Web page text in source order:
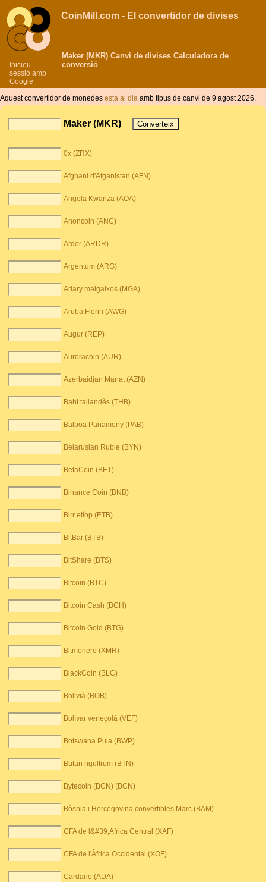
Inicieu
sessió amb
Google
CoinMill.com - El convertidor de divises
Maker (MKR) Canvi de divises Calculadora de
conversió
Aquest convertidor de monedes està al dia amb tipus de canvi de 9 agost 2026.
Maker (MKR)
0x (ZRX)
Afghani d'Afganistan (AFN)
Angola Kwanza (AOA)
Anoncoin (ANC)
Ardor (ARDR)
Argentum (ARG)
Ariary malgaixos (MGA)
Aruba Florin (AWG)
Augur (REP)
Auroracoin (AUR)
Azerbaidjan Manat (AZN)
Baht tailandès (THB)
Balboa Panameny (PAB)
Belarusian Ruble (BYN)
BetaCoin (BET)
Binance Coin (BNB)
Birr etíop (ETB)
BitBar (BTB)
BitShare (BTS)
Bitcoin (BTC)
Bitcoin Cash (BCH)
Bitcoin Gold (BTG)
Bitmonero (XMR)
BlackCoin (BLC)
Bolivià (BOB)
Bolívar veneçolà (VEF)
Botswana Pula (BWP)
Butan ngultrum (BTN)
Bytecoin (BCN) (BCN)
Bòsnia i Hercegovina convertibles Marc (BAM)
CFA de l&#39;Àfrica Central (XAF)
CFA de l'Àfrica Occidental (XOF)
Cardano (ADA)